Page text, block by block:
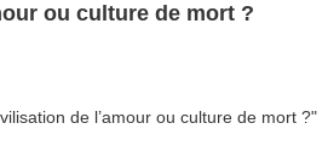
ou culture de mort ?